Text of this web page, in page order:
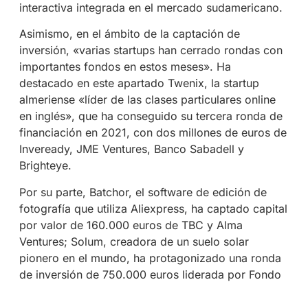
interactiva integrada en el mercado sudamericano.
Asimismo, en el ámbito de la captación de
inversión, «varias startups han cerrado rondas con
importantes fondos en estos meses». Ha
destacado en este apartado Twenix, la startup
almeriense «líder de las clases particulares online
en inglés», que ha conseguido su tercera ronda de
financiación en 2021, con dos millones de euros de
Inveready, JME Ventures, Banco Sabadell y
Brighteye.
Por su parte, Batchor, el software de edición de
fotografía que utiliza Aliexpress, ha captado capital
por valor de 160.000 euros de TBC y Alma
Ventures; Solum, creadora de un suelo solar
pionero en el mundo, ha protagonizado una ronda
de inversión de 750.000 euros liderada por Fondo